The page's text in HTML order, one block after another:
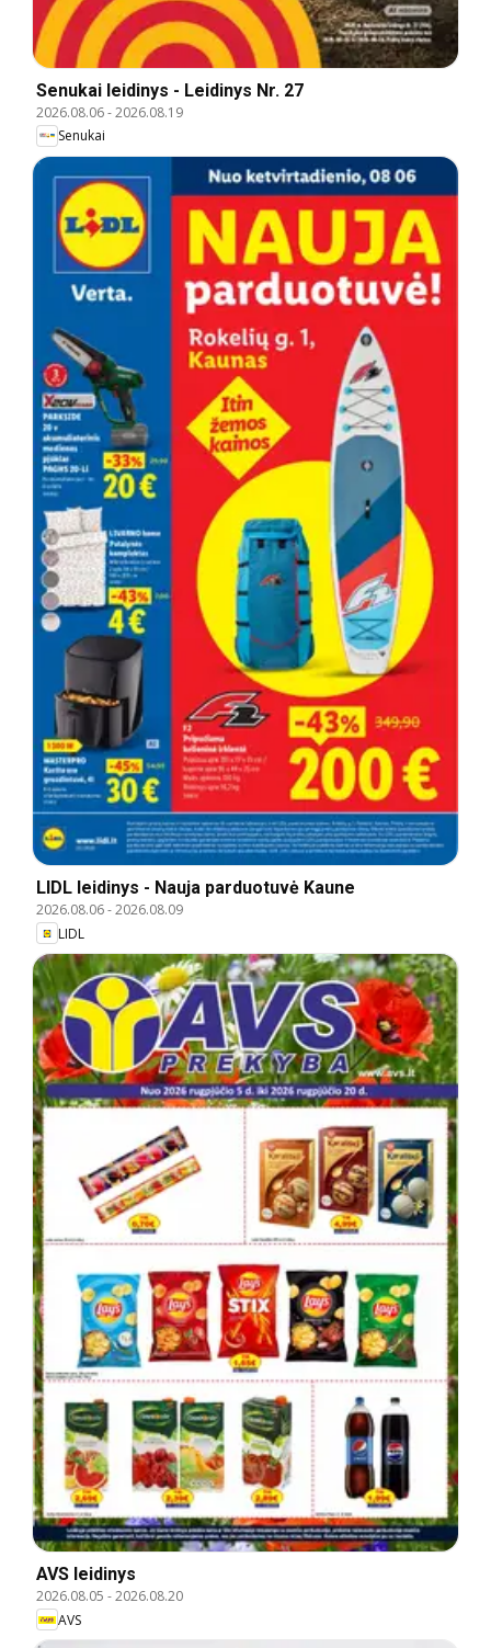
Senukai leidinys - Leidinys Nr. 27
2026.08.06-2026.08.19
Senukai
LIDL leidinys - Nauja parduotuvė Kaune
2026.08.06-2026.08.09
LIDL
AVS leidinys
2026.08.05 -2026.08.20
AVS